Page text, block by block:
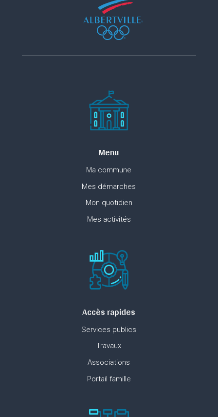
Menu
Ma commune
Mes démarches
Mon quotidien
Mes activités
Accès rapides
Services publics
Travaux
Associations
Portail famille